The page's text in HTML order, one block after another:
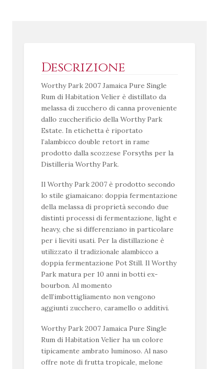
Descrizione
Worthy Park 2007 Jamaica Pure Single
Rum di Habitation Velier è distillato da
melassa di zucchero di canna proveniente
dallo zuccherificio della Worthy Park
Estate. In etichetta è riportato
l’alambicco double retort in rame
prodotto dalla scozzese Forsyths per la
Distilleria Worthy Park.
Il Worthy Park 2007 è prodotto secondo
lo stile giamaicano: doppia fermentazione
della melassa di proprietà secondo due
distinti processi di fermentazione, light e
heavy, che si differenziano in particolare
per i lieviti usati. Per la distillazione è
utilizzato il tradizionale alambicco a
doppia fermentazione Pot Still. Il Worthy
Park matura per 10 anni in botti ex-
bourbon. Al momento
dell’imbottigliamento non vengono
aggiunti zucchero, caramello o additivi.
Worthy Park 2007 Jamaica Pure Single
Rum di Habitation Velier ha un colore
tipicamente ambrato luminoso. Al naso
offre note di frutta tropicale, melone